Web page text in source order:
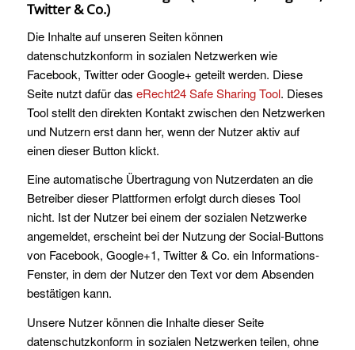
Twitter & Co.)
Die Inhalte auf unseren Seiten können
datenschutzkonform in sozialen Netzwerken wie
Facebook, Twitter oder Google+ geteilt werden. Diese
Seite nutzt dafür das eRecht24 Safe Sharing Tool. Dieses
Tool stellt den direkten Kontakt zwischen den Netzwerken
und Nutzern erst dann her, wenn der Nutzer aktiv auf
einen dieser Button klickt.
Eine automatische Übertragung von Nutzerdaten an die
Betreiber dieser Plattformen erfolgt durch dieses Tool
nicht. Ist der Nutzer bei einem der sozialen Netzwerke
angemeldet, erscheint bei der Nutzung der Social-Buttons
von Facebook, Google+1, Twitter & Co. ein Informations-
Fenster, in dem der Nutzer den Text vor dem Absenden
bestätigen kann.
Unsere Nutzer können die Inhalte dieser Seite
datenschutzkonform in sozialen Netzwerken teilen, ohne